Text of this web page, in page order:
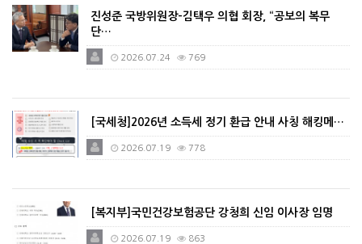
진성준 국방위원장-김택우 의협 회장, “공보의 복무
단…
2026.07.24 769
[국세청]2026년 소득세 정기 환급 안내 사칭 해킹메…
2026.07.19 778
[복지부]국민건강보험공단 강청희 신임 이사장 임명
2026.07.19 863